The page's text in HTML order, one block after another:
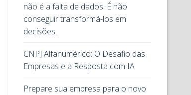
não é a falta de dados. É não
conseguir transformá-los em
decisões.
CNPJ Alfanumérico: O Desafio das
Empresas e a Resposta com IA
Prepare sua empresa para o novo